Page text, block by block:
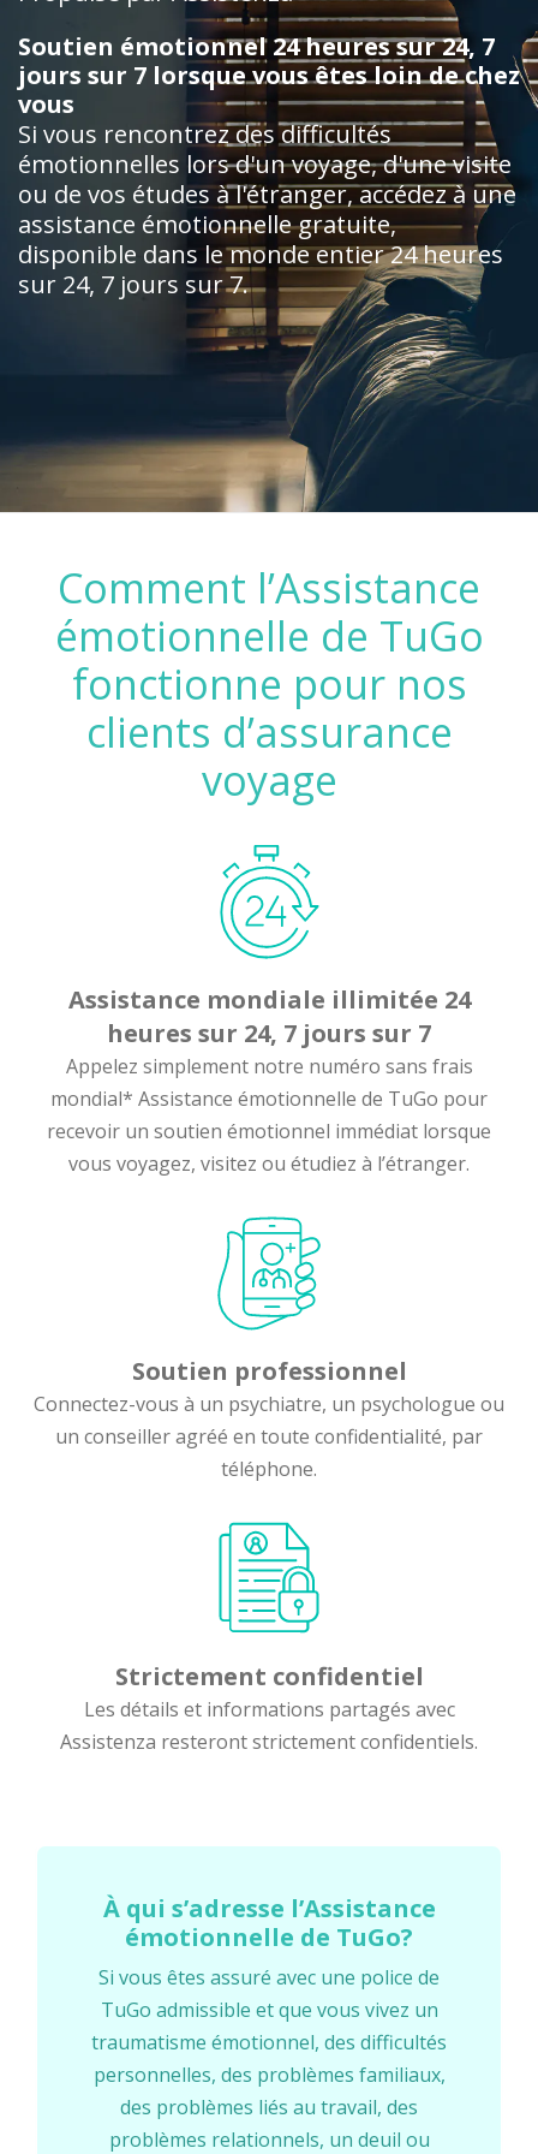
Soutien émotionnel 24 heures sur 24, 7
jours sur 7 lorsque vous êtes loin de chez
vous
Si vous rencontrez des difficultés
émotionnelles lors d'un voyage, d'une visite
ou de vos études à l'étranger, accédez à une
assistance émotionnelle gratuite,
disponible dans le monde entier 24 heures
sur 24, 7 jours sur 7.
Comment l’Assistance
émotionnelle de TuGo
fonctionne pour nos
clients d’assurance
voyage
Assistance mondiale illimitée 24
heures sur 24, 7 jours sur 7
Appelez simplement notre numéro sans frais
mondial* Assistance émotionnelle de TuGo pour
recevoir un soutien émotionnel immédiat lorsque
vous voyagez, visitez ou étudiez à l’étranger.
Soutien professionnel
Connectez-vous à un psychiatre, un psychologue ou
un conseiller agréé en toute confidentialité, par
téléphone.
Strictement confidentiel
Les détails et informations partagés avec
Assistenza resteront strictement confidentiels.
À qui s’adresse l’Assistance
émotionnelle de TuGo?
Si vous êtes assuré avec une police de
TuGo admissible et que vous vivez un
traumatisme émotionnel, des difficultés
personnelles, des problèmes familiaux,
des problèmes liés au travail, des
problèmes relationnels, un deuil ou